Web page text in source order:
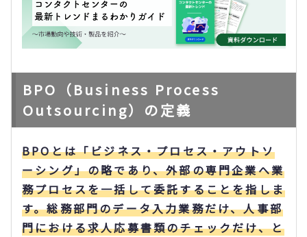
BPO（Business Process
Outsourcing）の定義
BPOとは「ビジネス・プロセス・アウトソ
ーシング」の略であり、外部の専門企業へ業
務プロセスを一括して委託することを指しま
す。総務部門のデータ入力業務だけ、人事部
門における求人応募書類のチェックだけ、と